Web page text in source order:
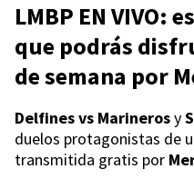
LMBP EN VIVO:
que podrás
de semana por
Delfines vs Marinerosy
duelos protagonistas de
transmitida gratis por